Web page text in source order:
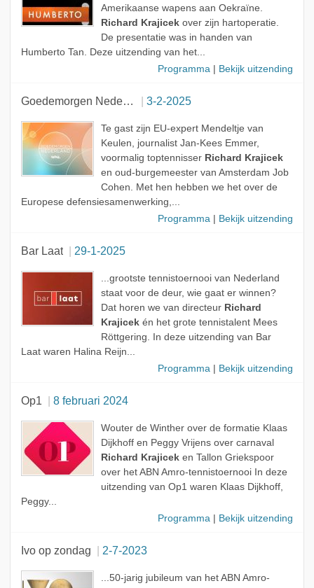
Amerikaanse wapens aan Oekraïne.
Richard Krajicekover zijn hartoperatie.
De presentatie was in handen van
Humberto Tan. Deze uitzending van het...
Programma
Bekijk uitzending
Goedemorgen Nederland 3-2-2025
Te gast zijn EU-expert Mendeltje van
Keulen, journalist Jan-Kees Emmer,
voormalig toptennisser Richard Krajicek
en oud-burgemeester van Amsterdam Job
Cohen. Met hen hebben we het over de
Europese defensiesamenwerking,...
Programma
Bekijk uitzending
Bar Laat 29-1-2025
...grootste tennistoernooi van Nederland
staat voor de deur, wie gaat er winnen?
Dat horen we van directeur Richard
Krajicekén het grote tennistalent Mees
Röttgering. In deze uitzending van Bar
Laat waren Halina Reijn...
Programma
Bekijk uitzending
Op1 8 februari 2024
Wouter de Winther over de formatie Klaas
Dijkhoff en Peggy Vrijens over carnaval
Richard Krajiceken Tallon Griekspoor
over het ABN Amro-tennistoernooi In deze
uitzending van Op1 waren Klaas Dijkhoff,
Peggy...
Programma
Bekijk uitzending
Ivo op zondag 2-7-2023
...50-jarig jubileum van het ABN Amro-